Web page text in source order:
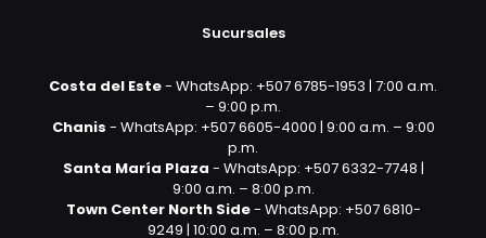
Sucursales
Costa del Este- WhatsApp: +507 6785-1953 | 7:00 a.m.
– 9:00 p.m.
Chanis - WhatsApp: +507 6605-4000 | 9:00 a.m. – 9:00
p.m.
Santa María Plaza - WhatsApp: +507 6332-7748 |
9:00 a.m. – 8:00 p.m.
Town Center North Side- WhatsApp: +507 6810-
9249 | 10:00 a.m. – 8:00 p.m.